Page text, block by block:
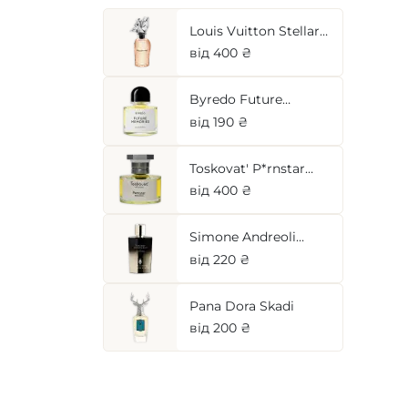
Louis Vuitton Stellar
Times
від 400 ₴
Byredo Future
Memories
від 190 ₴
Toskovat' P*rnstar
(Noyau Doux)
від 400 ₴
Simone Andreoli
Apricot Innocence
від 220 ₴
Pana Dora Skadi
від 200 ₴